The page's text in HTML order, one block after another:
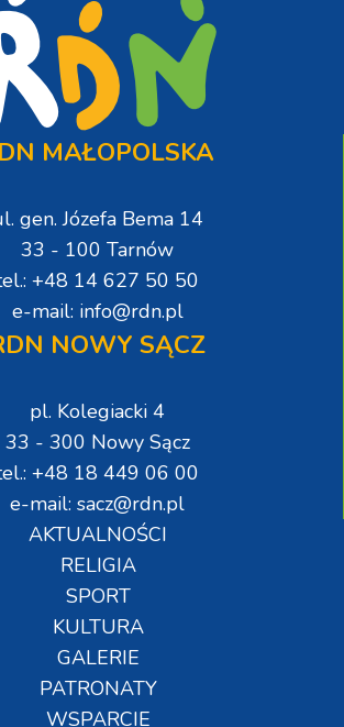
MAŁOPOLSKA
gen. Józefa Bema 14
33 - 100 Tarnów
+48 14 627 50 50
e-mail: info@rdn.pl
NOWY SĄCZ
pl. Kolegiacki 4
33 - 300 Nowy Sącz
+48 18 449 06 00
e-mail: sacz@rdn.pl
AKTUALNOŚCI
RELIGIA
SPORT
KULTURA
GALERIE
PATRONATY
WSPARCIE